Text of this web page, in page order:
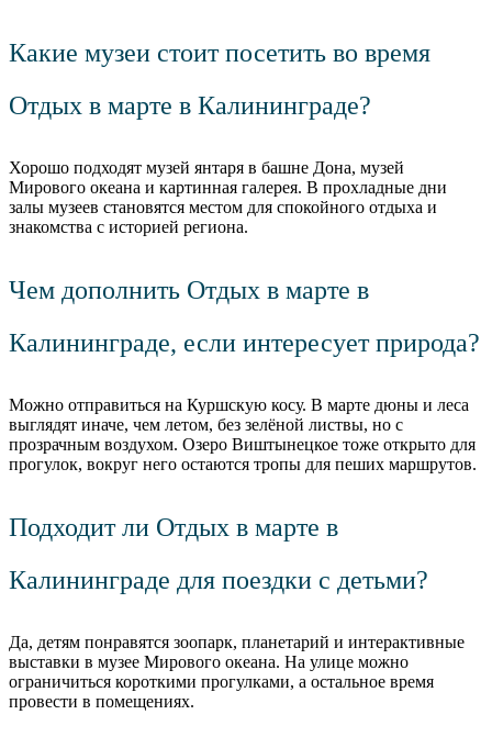
Какие музеи стоит посетить во время
Отдых в марте в Калининграде?
Хорошо подходят музей янтаря в башне Дона, музей
Мирового океана и картинная галерея. В прохладные дни
залы музеев становятся местом для спокойного отдыха и
знакомства с историей региона.
Чем дополнить Отдых в марте в
Калининграде, если интересует природа?
Можно отправиться на Куршскую косу. В марте дюны и леса
выглядят иначе, чем летом, без зелёной листвы, но с
прозрачным воздухом. Озеро Виштынецкое тоже открыто для
прогулок, вокруг него остаются тропы для пеших маршрутов.
Подходит ли Отдых в марте в
Калининграде для поездки с детьми?
Да, детям понравятся зоопарк, планетарий и интерактивные
выставки в музее Мирового океана. На улице можно
ограничиться короткими прогулками, а остальное время
провести в помещениях.